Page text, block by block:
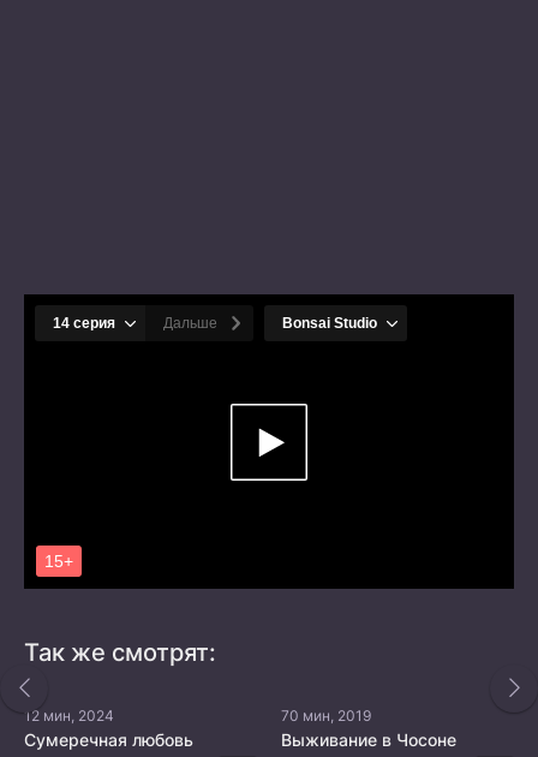
Так же смотрят:
12 мин, 2024
Сумеречная любовь
70 мин, 2019
Выживание в Чосоне